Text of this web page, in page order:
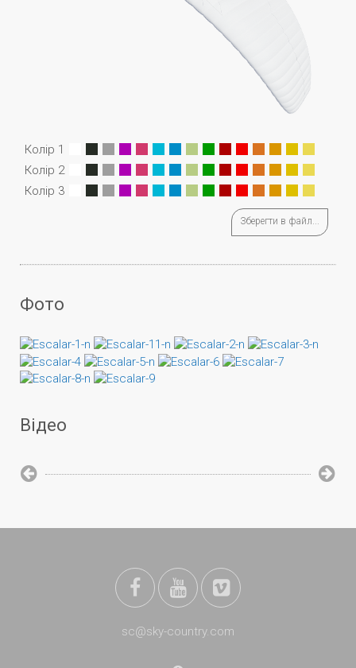
Колір 1
Колір 2
Колір 3
Зберегти в файл...
Фото
Відео
sc@sky-country.com